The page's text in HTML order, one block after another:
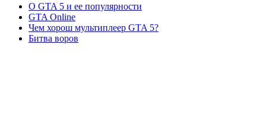
О GTA 5 и ее популярности
GTA Online
Чем хорош мультиплеер GTA 5?
Битва воров